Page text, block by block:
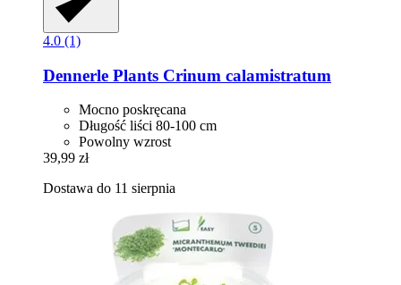
4.0 (1)
Dennerle Plants Crinum calamistratum
Mocno poskręcana
Długość liści 80-100 cm
Powolny wzrost
39,99 zł
Dostawa do 11 sierpnia